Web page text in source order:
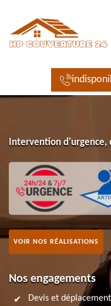
Intervention d'urgence,
VOIR NOS RÉALISATIONS
Nos engagements
Devis et